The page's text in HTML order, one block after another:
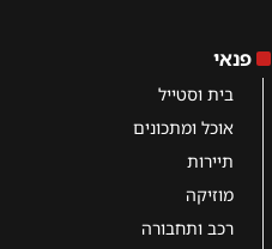
פנאי
בית וסטייל
אוכל ומתכונים
תיירות
מוזיקה
רכב ותחבורה